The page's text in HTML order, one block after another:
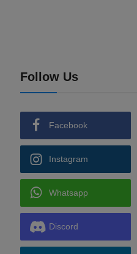
Follow Us
Facebook
Instagram
Whatsapp
Discord